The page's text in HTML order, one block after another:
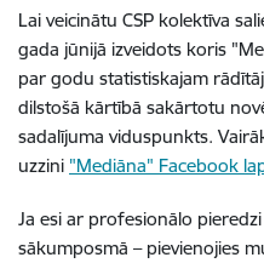
Lai veicinātu CSP kolektīva
gada jūnijā izveidots koris
par godu statistiskajam
dilstošā kārtībā sakārtotu
sadalījuma viduspunkts.
uzzini "Mediāna" Facebook
Ja esi ar profesionālo
sākumposmā – pievienojies